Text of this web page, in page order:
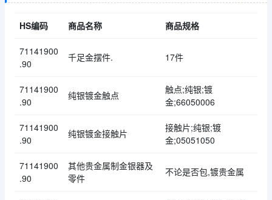
HS编码 商品名称 商品规格
71141900
.90
千足金摆件. 17件
71141900
.90
纯银镀金触点
触点;纯银;镀
金;66050006
71141900
.90
纯银镀金接触片
接触片;纯银;镀
金;05051050
71141900
.90
其他贵金属制金银器及
零件
不论是否包,镀贵金属